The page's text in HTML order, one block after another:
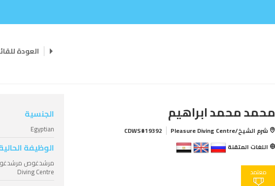
العودة
محمد محمد ابراهيم
شرم الشيخ/Pleasure Diving Centre
CDWS#19392
اللغات المتقنة
معتمد
الجنسية
Egyptian
الوظيفة
Diving Centre